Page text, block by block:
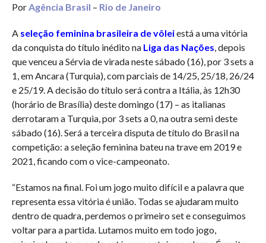
Por Agência Brasil – Rio de Janeiro
A seleção feminina brasileira de vôleiestá a uma vitória
da conquista do título inédito na Liga das Nações , depois
que venceu a Sérvia de virada neste sábado (16), por 3 sets a
1, em Ancara (Turquia), com parciais de 14/25, 25/18, 26/24
e 25/19. A decisão do título será contra a Itália, às 12h30
(horário de Brasília) deste domingo (17) – as italianas
derrotaram a Turquia, por 3 sets a 0, na outra semi deste
sábado (16). Será a terceira disputa de título do Brasil na
competição: a seleção feminina bateu na trave em 2019 e
2021, ficando com o vice-campeonato.
“Estamos na final. Foi um jogo muito difícil e a palavra que
representa essa vitória é união. Todas se ajudaram muito
dentro de quadra, perdemos o primeiro set e conseguimos
voltar para a partida. Lutamos muito em todo jogo,